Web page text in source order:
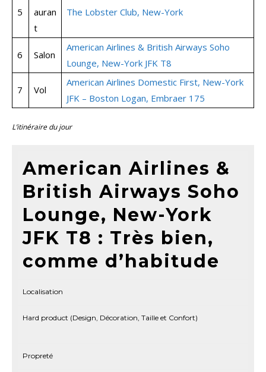
5
auran
t
The Lobster Club, New-York
6 Salon
American Airlines & British Airways Soho
Lounge, New-York JFK T8
7 Vol
American Airlines Domestic First, New-York
JFK – Boston Logan, Embraer 175
L’itinéraire du jour
American Airlines &
British Airways Soho
Lounge, New-York
JFK T8 : Très bien,
comme d’habitude
Localisation
Hard product (Design, Décoration, Taille et Confort)
Propreté